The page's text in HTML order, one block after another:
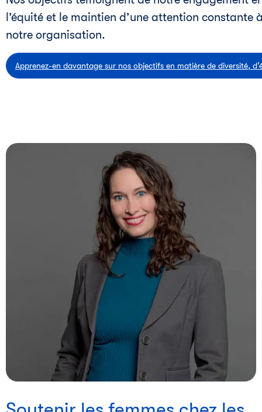
l’équité et le maintien d’une attention constante
notre organisation.
Apprenez-en davantage sur nos objectifs en matière de diversité,